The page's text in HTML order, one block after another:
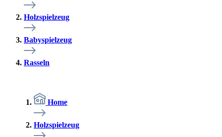
Holzspielzeug
Babyspielzeug
Rasseln
Home
Holzspielzeug